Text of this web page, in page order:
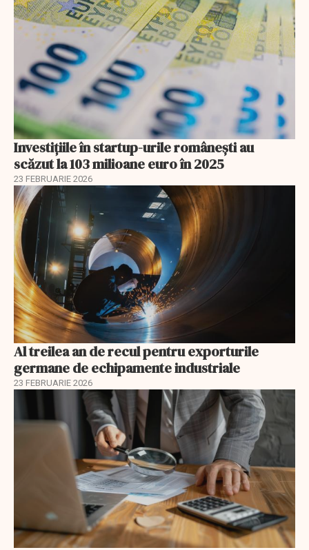
Investiţiile în startup-urile româneşti au
scăzut la 103 milioane euro în 2025
23 FEBRUARIE 2026
Al treilea an de recul pentru exporturile
germane de echipamente industriale
23 FEBRUARIE 2026